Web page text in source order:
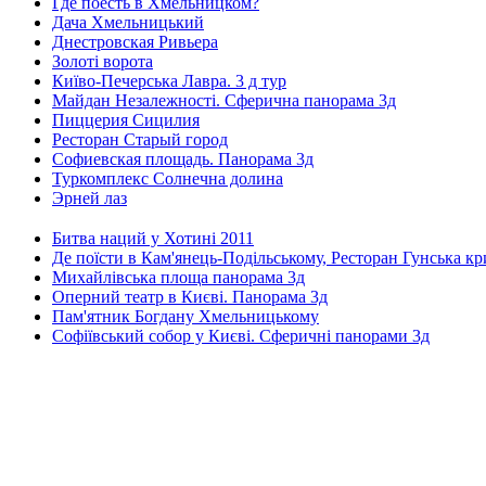
Дача Хмельницький
Днестровская Ривьера
Золоті ворота
Київо-Печерська Лавра. 3 д тур
Майдан Незалежності. Сферична панорама 3д
Пиццерия Сицилия
Ресторан Старый город
Софиевская площадь. Панорама 3д
Туркомплекс Солнечна долина
Эрней лаз
Битва наций у Хотині 2011
Де поїсти в Кам'янець-Подільському, Ресторан Гунська
Михайлівська площа панорама 3д
Оперний театр в Києві. Панорама 3д
Пам'ятник Богдану Хмельницькому
Софіївський собор у Києві. Сферичні панорами 3д